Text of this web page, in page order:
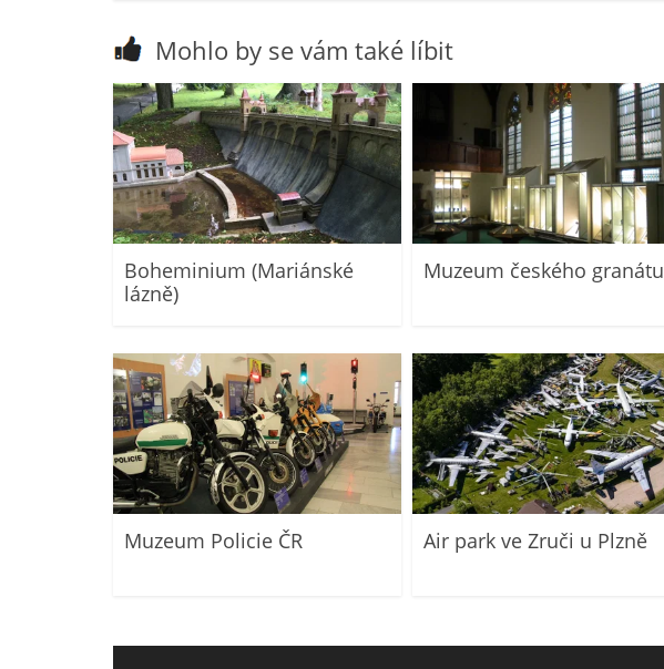
Mohlo by se vám také líbit
Boheminium (Mariánské
lázně)
Muzeum českého granátu
Muzeum Policie ČR Air park ve Zruči u Plzně